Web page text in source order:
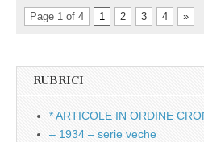
Page 1 of 4 1 2 3 4 »
RUBRICI
* ARTICOLE IN ORDINE
– 1934 – serie veche